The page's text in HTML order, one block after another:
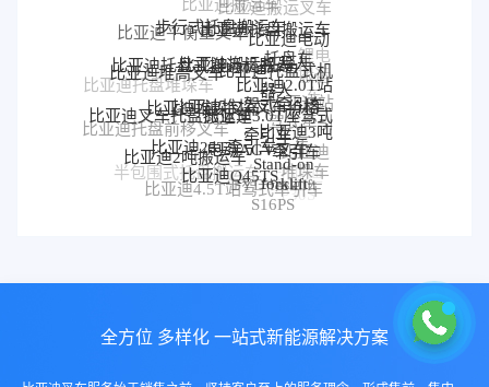
比亚迪平衡重叉车
步行式托盘搬运车
比亚迪托盘搬运车
比亚迪电动
托盘车锂电
搬运
车
比亚迪托盘堆垛车
比亚迪堆高叉车
比亚迪托盘式搬运机器人
比亚迪搬运机器人
比亚迪托盘式机
器人
比亚迪2.0T站
驾式牵引车
比亚迪站
驾式牵引
车
比亚迪托盘前移叉车
比亚迪叉车托盘搬运车
比亚迪堆垛叉车
比亚迪堆垛叉车价格
比亚迪3.0T座驾式
牵引车
比亚迪3吨
牵引车
比亚迪
堆垛车
比亚迪
P30S
比亚迪仓储叉车
半包围式托盘搬运车
比亚迪2吨搬运车
比亚迪25T牵引车
电动AGV叉车
Stand-on
forklift
BYD forklift
S16PS
比亚迪4.5T站驾式牵引车
比亚迪Q45TS
全方位 多样化 一站式新能源解决方案